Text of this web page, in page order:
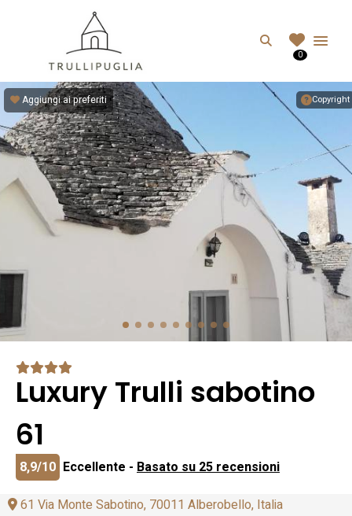
Search
0
Copyright
Aggiungi ai preferiti
Luxury Trulli sabotino
61
8,9/10 Eccellente - Basato su 25 recensioni
61 Via Monte Sabotino, 70011 Alberobello, Italia